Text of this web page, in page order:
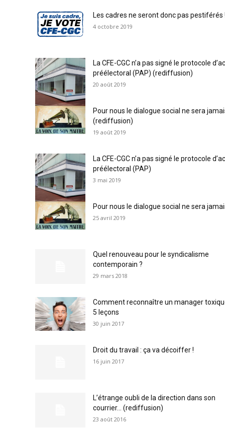
Les cadres ne seront donc pas pestiférés
4 octobre 2019
La CFE-CGC n’a pas signé le protocole
préélectoral (PAP) (rediffusion)
20 août 2019
Pour nous le dialogue social ne sera
(rediffusion)
19 août 2019
La CFE-CGC n’a pas signé le protocole
préélectoral (PAP)
3 mai 2019
Pour nous le dialogue social ne sera
25 avril 2019
Quel renouveau pour le syndicalisme
contemporain ?
29 mars 2018
Comment reconnaître un manager
5 leçons
30 juin 2017
Droit du travail : ça va décoiffer !
16 juin 2017
L’étrange oubli de la direction dans son
courrier… (rediffusion)
23 août 2016